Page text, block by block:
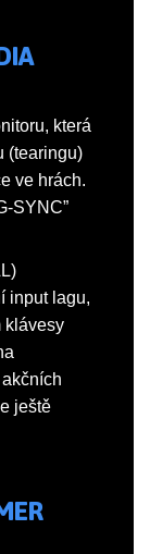
která
(tearingu)
ve hrách.
SYNC”
input lagu,
klávesy
ještě